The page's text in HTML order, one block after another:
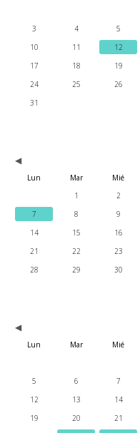
3
4 5
10
11 12
17
18 19
24
25 26
31
Lun Mar Mié
1
2
7
8 9
14
15 16
21
22 23
28
29 30
Lun Mar Mié
5
6 7
12
13 14
19
20 21